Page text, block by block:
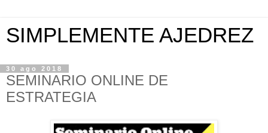
SIMPLEMENTE AJEDREZ
30 ago 2018
SEMINARIO ONLINE DE
ESTRATEGIA